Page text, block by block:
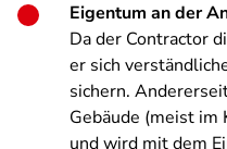
Eigentum an der
Da der Contractor
er sich
sichern.
Gebäude (meist im
und wird mit dem